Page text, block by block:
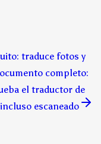
traduce fotos y
completo:
el traductor de
escaneado